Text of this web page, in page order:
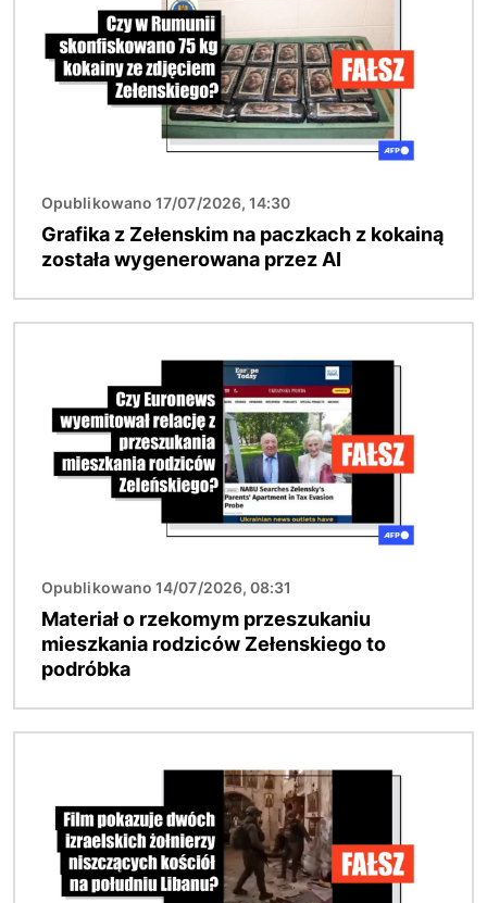
Opublikowano 17/07/2026, 14:30
Grafika z Zełenskim na paczkach z kokainą
została wygenerowana przez AI
Opublikowano 14/07/2026, 08:31
Materiał o rzekomym przeszukaniu
mieszkania rodziców Zełenskiego to
podróbka